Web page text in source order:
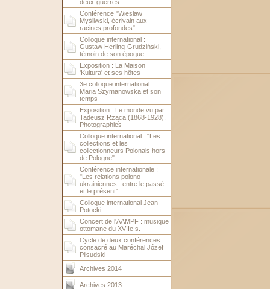
deux-guerres.
Conférence "Wiesław
Myśliwski, écrivain aux
racines profondes"
Colloque international :
Gustaw Herling-Grudziński,
témoin de son époque
Exposition : La Maison
'Kultura' et ses hôtes
3e colloque international :
Maria Szymanowska et son
temps
Exposition : Le monde vu par
Tadeusz Rząca (1868-1928).
Photographies
Colloque international : "Les
collections et les
collectionneurs Polonais hors
de Pologne"
Conférence internationale :
"Les relations polono-
ukrainiennes : entre le passé
et le présent"
Colloque international Jean
Potocki
Concert de l'AAMPF : musique
ottomane du XVIIe s.
Cycle de deux conférences
consacré au Maréchal Józef
Piłsudski
Archives 2014
Archives 2013